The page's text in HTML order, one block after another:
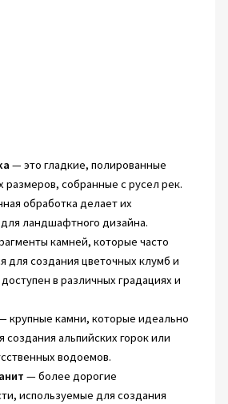
— это гладкие, полированные
размеров, собранные с русел рек.
обработка делает их
ландшафтного дизайна.
камней, которые часто
для создания цветочных клумб и
в различных градациях и
крупные камни, которые идеально
создания альпийских горок или
водоемов.
— более дорогие
используемые для создания